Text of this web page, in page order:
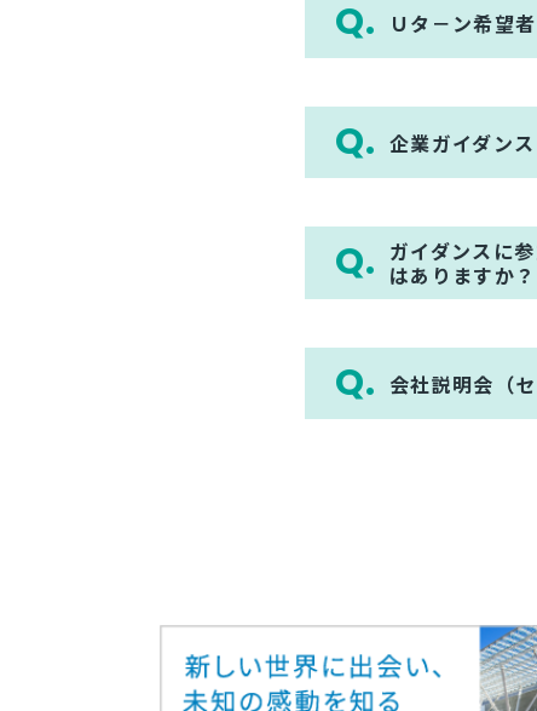
Ｕタ－ン希望
企業ガイダン
ガイダンスに
はありますか？
会社説明会（